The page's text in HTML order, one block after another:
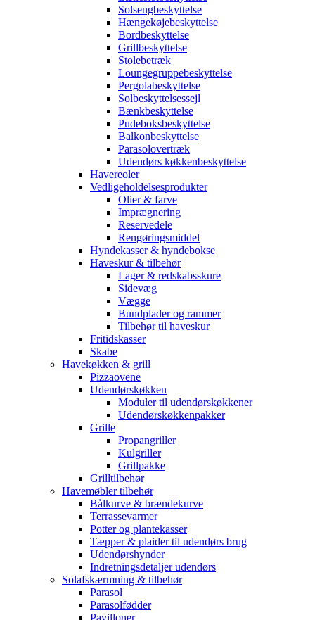
Solsengbeskyttelse
Hængekøjebeskyttelse
Bordbeskyttelse
Grillbeskyttelse
Stolebetræk
Loungegruppebeskyttelse
Pergolabeskyttelse
Solbeskyttelsessejl
Bænkbeskyttelse
Pudeboksbeskyttelse
Balkonbeskyttelse
Parasolovertræk
Udendørs køkkenbeskyttelse
Havereoler
Vedligeholdelsesprodukter
Olier & farve
Imprægnering
Reservedele
Rengøringsmiddel
Hyndekasser & hyndebokse
Haveskur & tilbehør
Lager & redskabsskure
Sidevæg
Vægge
Bundplader og rammer
Tilbehør til haveskur
Fritidskasser
Skabe
Havekøkken & grill
Pizzaovene
Udendørskøkken
Moduler til udendørskøkkener
Udendørskøkkenpakker
Grille
Propangriller
Kulgriller
Grillpakke
Grilltilbehør
Havemøbler tilbehør
Bålkurve & brændekurve
Terrassevarmer
Potter og plantekasser
Tæpper & plaider til udendørs brug
Udendørshynder
Indretningsdetaljer udendørs
Solafskærmning & tilbehør
Parasol
Parasolfødder